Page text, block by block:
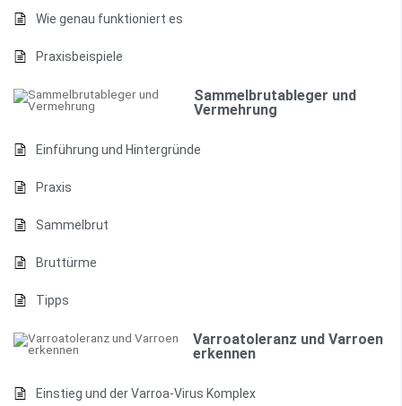
Wie genau funktioniert es
Praxisbeispiele
Sammelbrutableger und
Vermehrung
Einführung und Hintergründe
Praxis
Sammelbrut
Bruttürme
Tipps
Varroatoleranz und Varroen
erkennen
Einstieg und der Varroa-Virus Komplex